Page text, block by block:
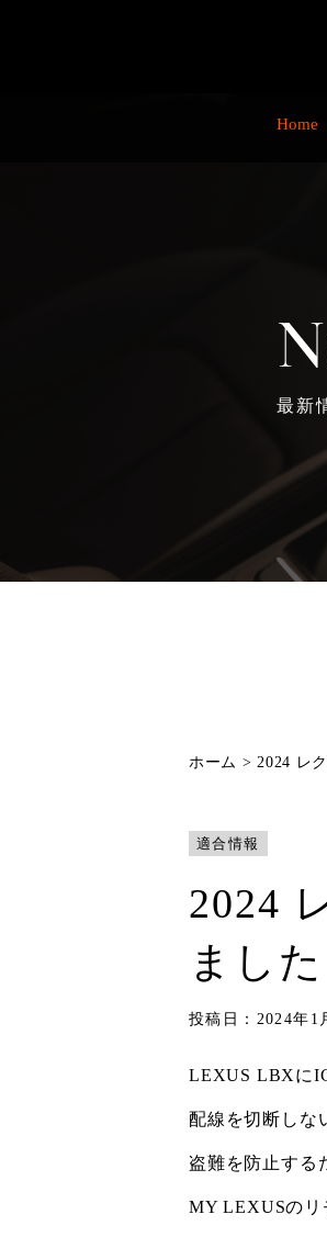
Home
最新
ホーム >2024 レ
適合情報
2024
ました
投稿日：2024年1
LEXUS LBXに
配線を切断しな
盗難を防止する
MY LEXUSのリ